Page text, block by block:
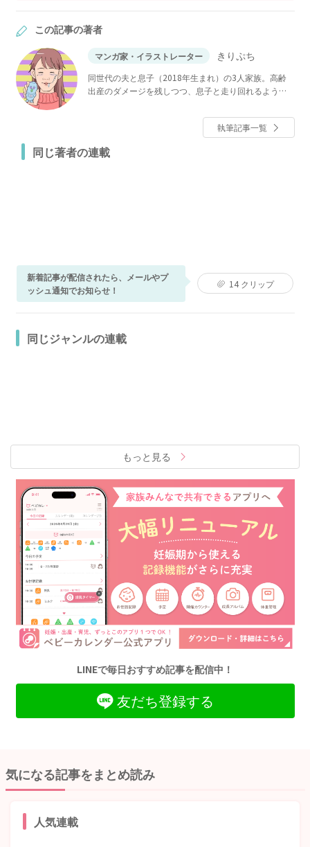
この記事の著者
マンガ家・イラストレーター きりぷち
同世代の夫と息子（2018年生まれ）の3人家族。高齢
出産のダメージを残しつつ、息子と走り回れるよう体
は見逃さない！！インスタで育児漫画を描いている。
執筆記事一覧
同じ著者の連載
新着記事が配信されたら、メールやプ
ッシュ通知でお知らせ！
14クリップ
同じジャンルの連載
もっと見る
LINEで毎日おすすめ記事を配信中！
友だち登録する
気になる記事をまとめ読み
人気連載